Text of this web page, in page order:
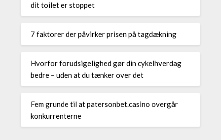
dit toilet er stoppet
7 faktorer der påvirker prisen på tagdækning
Hvorfor forudsigelighed gør din cykelhverdag
bedre – uden at du tænker over det
Fem grunde til at patersonbet.casino overgår
konkurrenterne